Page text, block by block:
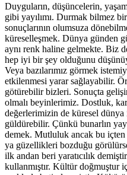
Duyguların, düşüncelerin,
gibi yayılımı. Durmak bilmez
sonuçlarının olumsuza
küreselleşmek. Dünya günden
aynı renk haline gelmekte. Biz
hep iyi bir şey olduğunu
Veya bazılarımız görmek
etkilenmesi yarar sağlayabilir.
götürebilir bizleri. Sonuçta
olmalı beyinlerimiz. Dostluk,
değerlerimizin de küresel
güldürebilir. Çünkü bunarlın
demek. Mutluluk ancak bu içten
ya güzellikleri bozduğu
ilk andan beri yaratıcılık
kullanmıştır. Kültür doğmuştur